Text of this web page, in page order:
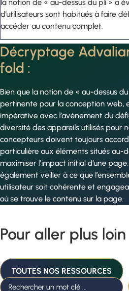
la notion de « au-dessus du pli » a
d’utilisateurs sont habitués à faire
accéder au contenu complet.
Décryptage
fold :
Bien que la notion de « au-dessus
pertinente pour la conception web,
impérative avec l’avènement du
diversité des appareils utilisés pour
concepteurs doivent toujours
particulière aux éléments situés au-
maximiser l’impact initial d’une
également veiller à ce que
utilisateur soit cohérente et
où se trouve le contenu sur la page.
Pour aller plus loin
TOUTES NOS RESSOURCES